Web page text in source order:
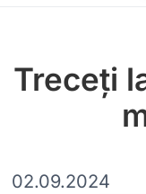
Treceți
02.09.2024